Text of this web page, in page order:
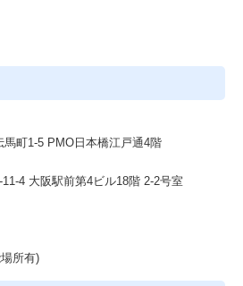
になる。
バーが集うM&A仲介企業で一緒に高み
から独立したメンバーが中心となり、2
。
実績と「高い専門性」「熱い情熱」
てを併せ持つ人材を採用するという経
提供を行うことを目的としておりま
トップクラスのメンバーと一緒に高み
たします。
町1-5 PMO日本橋江戸通4階
4 大阪駅前第4ビル18階 2-2号室
所有)